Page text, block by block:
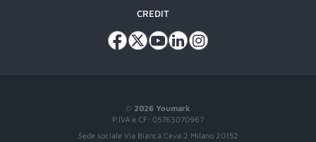
© 2026 Youmark
P.IVA e CF: 05763070967
Sede sociale Via Bianca Ceva 2 Milano 20152
CREDIT